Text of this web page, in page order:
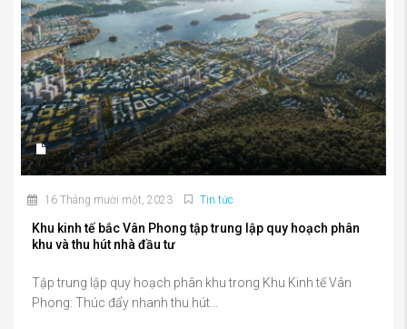
16 Tháng mười một, 2023 Tin tức
Khu kinh tế bắc Vân Phong tập trung lập quy hoạch phân
khu và thu hút nhà đầu tư
Tập trung lập quy hoạch phân khu trong Khu Kinh tế Vân
Phong: Thúc đẩy nhanh thu hút...